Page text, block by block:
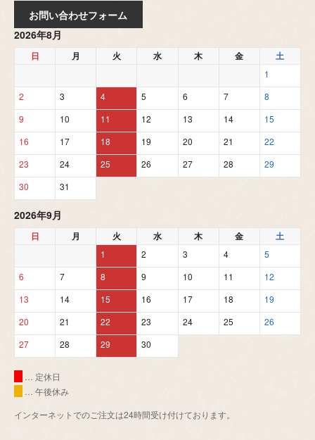
お問い合わせフォーム
2026年8月
日 月 火 水 木 金 土
1
2
3 4 5 6 7
8
9
10 11 12 13 14
15
16
17 18 19 20 21
22
23
24 25 26 27 28
29
30
31
2026年9月
日 月 火 水 木 金 土
1 2 3 4
5
6
7 8 9 10 11
12
13
14 15 16 17 18
19
20
21 22 23 24 25
26
27
28 29 30
… 定休日
… 午後休み
インターネットでのご注文は24時間受け付けております。